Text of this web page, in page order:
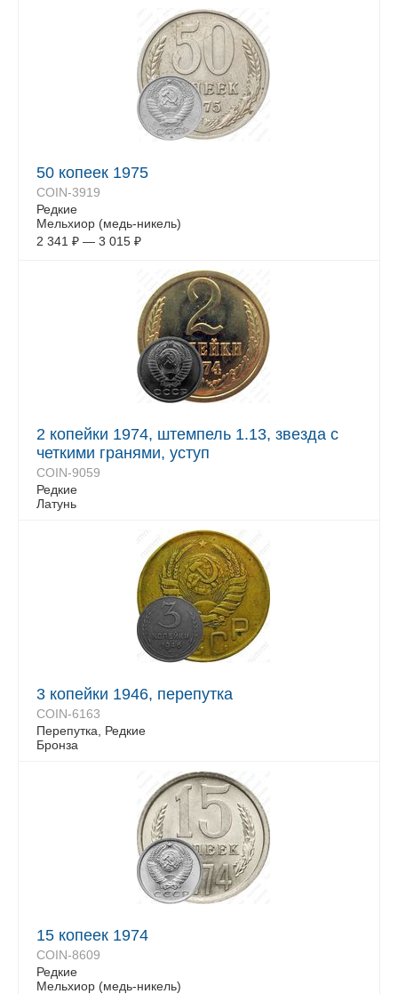
50 копеек 1975
COIN-3919
Редкие
Мельхиор (медь-никель)
2 341 ₽ — 3 015 ₽
2 копейки 1974, штемпель 1.13, звезда с
четкими гранями, уступ
COIN-9059
Редкие
Латунь
3 копейки 1946, перепутка
COIN-6163
Перепутка, Редкие
Бронза
15 копеек 1974
COIN-8609
Редкие
Мельхиор (медь-никель)